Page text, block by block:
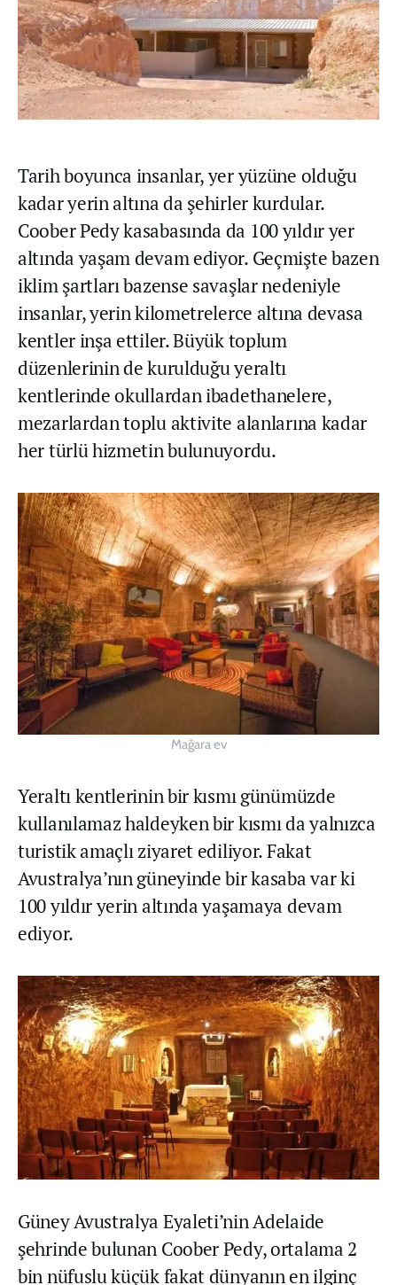
Tarih boyunca insanlar, yer yüzüne olduğu
kadar yerin altına da şehirler kurdular.
Coober Pedy kasabasında da 100 yıldır yer
altında yaşam devam ediyor. Geçmişte bazen
iklim şartları bazense savaşlar nedeniyle
insanlar, yerin kilometrelerce altına devasa
kentler inşa ettiler. Büyük toplum
düzenlerinin de kurulduğu yeraltı
kentlerinde okullardan ibadethanelere,
mezarlardan toplu aktivite alanlarına kadar
her türlü hizmetin bulunuyordu.
Mağara ev
Yeraltı kentlerinin bir kısmı günümüzde
kullanılamaz haldeyken bir kısmı da yalnızca
turistik amaçlı ziyaret ediliyor. Fakat
Avustralya’nın güneyinde bir kasaba var ki
100 yıldır yerin altında yaşamaya devam
ediyor.
Güney Avustralya Eyaleti’nin Adelaide
şehrinde bulunan Coober Pedy, ortalama 2
bin nüfuslu küçük fakat dünyanın en ilginç